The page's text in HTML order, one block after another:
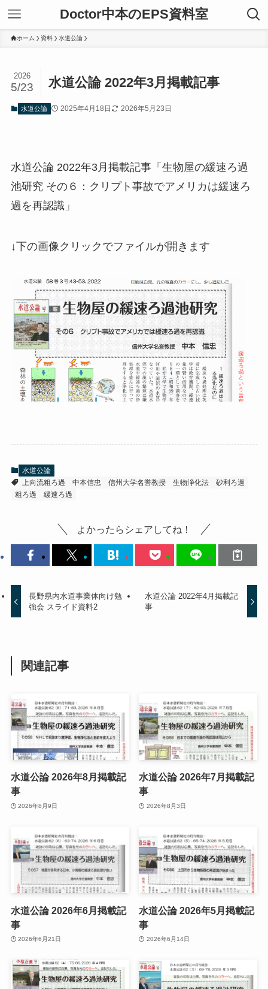
Doctor中本のEPS資料室
ホーム 資料 水道公論
水道公論 2022年3月掲載記事
2026
5/23
水道公論 2025年4月18日 2026年5月23日
水道公論 2022年3月掲載記事「生物屋の緩速ろ過
池研究 その６：クリプト事故でアメリカは緩速ろ
過を再認識」
↓下の画像クリックでファイルが開きます
水道公論
上向流粗ろ過
中本信忠 信州大学名誉教授 生物浄化法
砂利ろ過
粗ろ過
緩速ろ過
よかったらシェアしてね！
長野県内水道事業体向け勉
強会 スライド資料2
水道公論 2022年4月掲載記
事
関連記事
水道公論 2026年8月掲載記
事
2026年8月9日
水道公論 2026年7月掲載記
事
2026年8月3日
水道公論 2026年6月掲載記
事
2026年6月21日
水道公論 2026年5月掲載記
事
2026年6月14日